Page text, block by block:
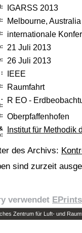
IGARSS 2013
Melbourne, Australia
internationale
21 Juli 2013
26 Juli 2013
: IEEE
Raumfahrt
-
R EO -
Oberpfaffenhofen
Institut für
des Archivs:
sind zurzeit
verwendet
Zentrum für Luft- und